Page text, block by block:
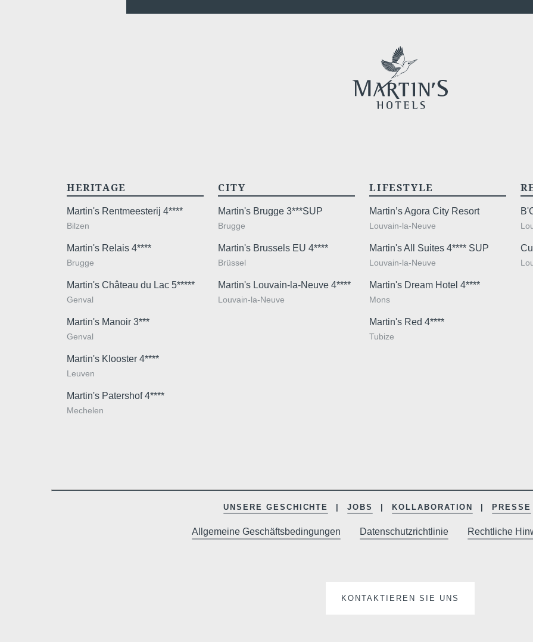
HERITAGE
Martin's Rentmeesterij 4****
Bilzen
Martin's Relais 4****
Brugge
Martin's Château du Lac 5*****
Genval
Martin's Manoir 3***
Genval
Martin's Klooster 4****
Leuven
Martin's Patershof 4****
Mechelen
CITY
Martin's Brugge 3***SUP
Brugge
Martin's Brussels EU 4****
Brüssel
Martin's Louvain-la-Neuve 4****
Louvain-la-Neuve
LIFESTYLE
Martin’s Agora City Resort
Louvain-la-Neuve
Martin's All Suites 4**** SUP
Louvain-la-Neuve
Martin's Dream Hotel 4****
Mons
Martin's Red 4****
Tubize
UNSERE GESCHICHTE JOBS KOLLABORATION PRESSE
Allgemeine Geschäftsbedingungen Datenschutzrichtlinie Rechtliche
KONTAKTIEREN SIE UNS